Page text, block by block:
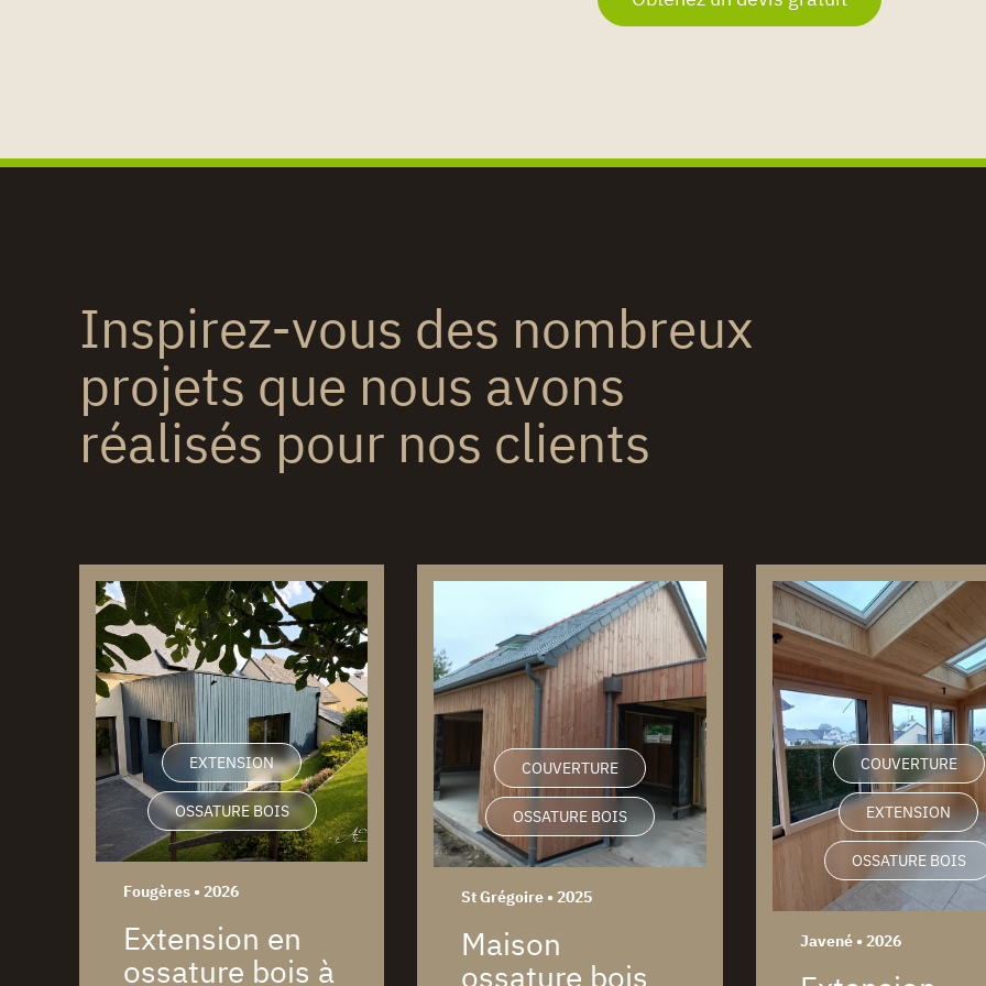
Inspirez-vous des nombreux
projets que nous avons
réalisés pour nos clients
EXTENSION
OSSATURE BOIS
Fougères • 2026
Extension en
ossature bois à
COUVERTURE
OSSATURE BOIS
St Grégoire • 2025
Maison
ossature bois
COUVERTURE
EXTENSION
OSSATURE BOIS
Javené • 2026